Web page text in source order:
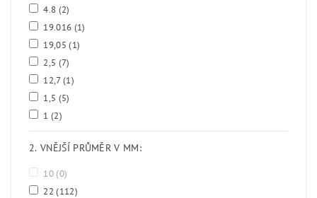
4.8 (2)
19.016 (1)
19,05(1)
2,5 (7)
12,7(1)
1,5 (5)
1 (2)
2. VNĚJŠÍ PRŮMĚR V MM:
10 (0)
22(112)